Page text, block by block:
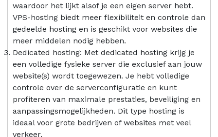
waardoor het lijkt alsof je een eigen server hebt.
VPS-hosting biedt meer flexibiliteit en controle dan
gedeelde hosting en is geschikt voor websites die
meer middelen nodig hebben.
Dedicated hosting: Met dedicated hosting krijg je
een volledige fysieke server die exclusief aan jouw
website(s) wordt toegewezen. Je hebt volledige
controle over de serverconfiguratie en kunt
profiteren van maximale prestaties, beveiliging en
aanpassingsmogelijkheden. Dit type hosting is
ideaal voor grote bedrijven of websites met veel
verkeer.